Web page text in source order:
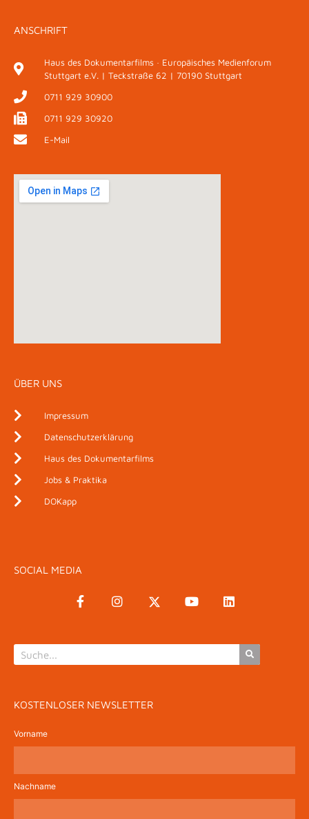
ANSCHRIFT
Haus des Dokumentarfilms · Europäisches Medienforum
Stuttgart e.V. | Teckstraße 62 | 70190 Stuttgart
0711 929 30900
0711 929 30920
E-Mail
ÜBER UNS
Impressum
Datenschutzerklärung
Haus des Dokumentarfilms
Jobs & Praktika
DOKapp
SOCIAL MEDIA
KOSTENLOSER NEWSLETTER
Vorname
Nachname